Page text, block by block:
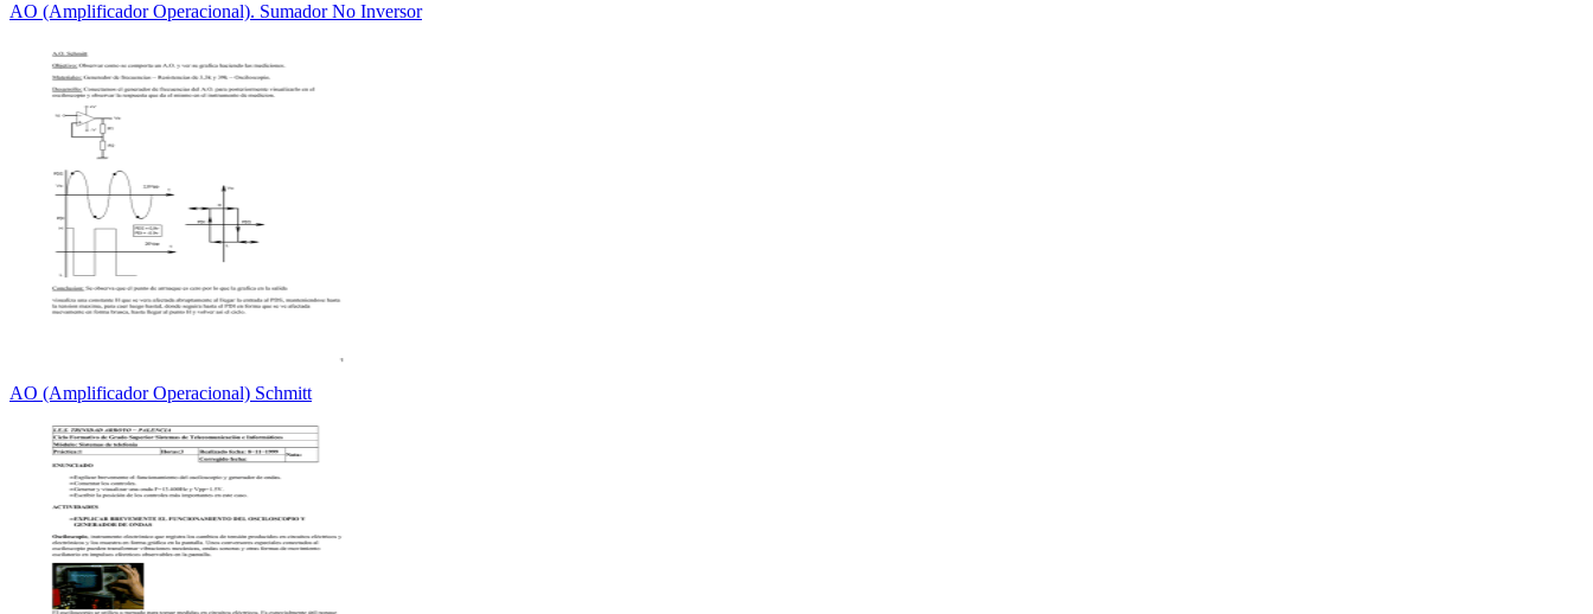
AO (Amplificador Operacional). Sumador No Inversor
AO (Amplificador Operacional) Schmitt